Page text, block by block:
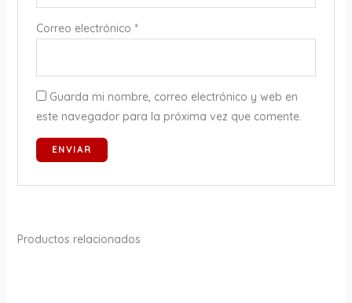
Correo electrónico *
Guarda mi nombre, correo electrónico y web en
este navegador para la próxima vez que comente.
Productos relacionados